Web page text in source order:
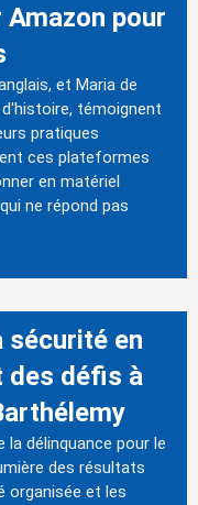
Amazon pour
et Maria de
témoignent
pratiques
ces plateformes
en matériel
ne répond pas
sécurité en
des défis à
délinquance pour le
des résultats
organisée et les